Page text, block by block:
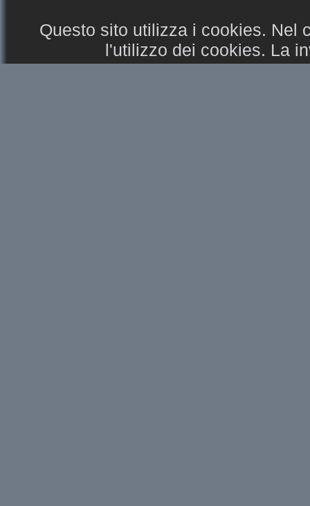
Questo sito utilizza i cookies. Nel
l'utilizzo dei cookies. La